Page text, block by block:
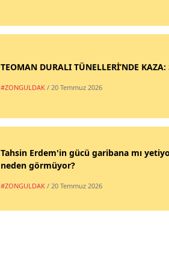
TEOMAN DURALI TÜNELLERİ’NDE
#ZONGULDAK / 20 Temmuz 2026
Tahsin Erdem'in gücü garibana mı
neden görmüyor?
#ZONGULDAK / 20 Temmuz 2026